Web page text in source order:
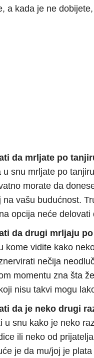
a kada je ne
da mrljate po
u snu mrljate po
morate da
na vašu budućnost.
opcija neće delovati
da drugi mrljaju
kome vidite kako
nečija
momentu zna šta
nisu takvi mogu
da je neko drugi
u snu kako je neko
ili neko od
je da mu/joj je